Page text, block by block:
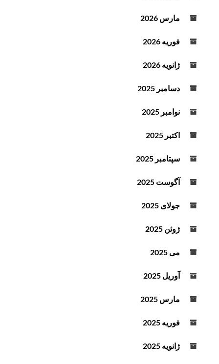
مارس 2026
فوریه 2026
ژانویه 2026
دسامبر 2025
نوامبر 2025
اکتبر 2025
سپتامبر 2025
آگوست 2025
جولای 2025
ژوئن 2025
می 2025
آوریل 2025
مارس 2025
فوریه 2025
ژانویه 2025